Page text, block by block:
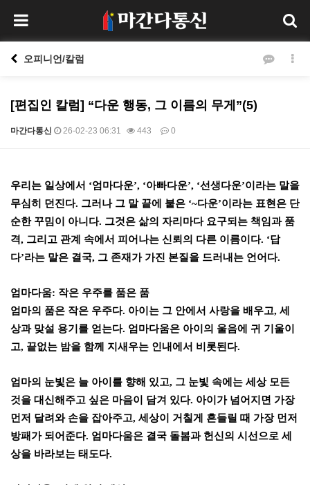
오피니언/칼럼
[편집인 칼럼] “다운 행동, 그 이름의 무게”(5)
마간다통신 26-02-23 06:31 443 0
우리는 일상에서 ‘엄마다운’, ‘아빠다운’, ‘선생다운’이라는 말을
무심히 던진다. 그러나 그 말 끝에 붙은 ‘~다운’이라는 표현은 단
순한 꾸밈이 아니다. 그것은 삶의 자리마다 요구되는 책임과 품
격, 그리고 관계 속에서 피어나는 신뢰의 다른 이름이다. ‘답
다’라는 말은 결국, 그 존재가 가진 본질을 드러내는 언어다.
엄마다움: 작은 우주를 품은 품
엄마의 품은 작은 우주다. 아이는 그 안에서 사랑을 배우고, 세
상과 맞설 용기를 얻는다. 엄마다움은 아이의 울음에 귀 기울이
고, 끝없는 밤을 함께 지새우는 인내에서 비롯된다.
엄마의 눈빛은 늘 아이를 향해 있고, 그 눈빛 속에는 세상 모든
것을 대신해주고 싶은 마음이 담겨 있다. 아이가 넘어지면 가장
먼저 달려와 손을 잡아주고, 세상이 거칠게 흔들릴 때 가장 먼저
방패가 되어준다. 엄마다움은 결국 돌봄과 헌신의 시선으로 세
상을 바라보는 태도다.